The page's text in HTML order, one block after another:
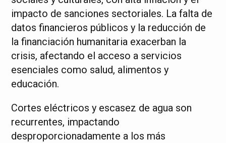
impacto de sanciones sectoriales. La falta de
datos financieros públicos y la reducción de
la financiación humanitaria exacerban la
crisis, afectando el acceso a servicios
esenciales como salud, alimentos y
educación.
Cortes eléctricos y escasez de agua son
recurrentes, impactando
desproporcionadamente a los más